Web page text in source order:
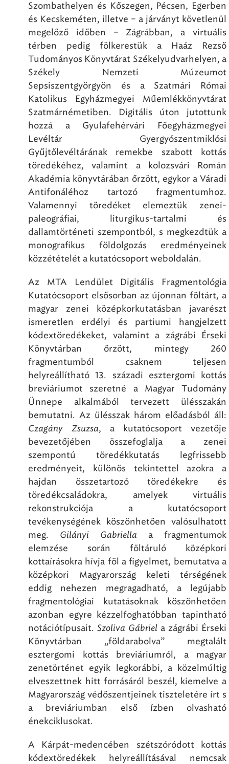
Szombathelyen és Kőszegen, Pécsen, Egerben
és Kecskeméten, illetve – a járványt követlenül
megelőző időben – Zágrábban, a virtuális
térben pedig fölkerestük a Haáz Rezső
Tudományos Könyvtárat Székelyudvarhelyen, a
Székely Nemzeti Múzeumot
Sepsiszentgyörgyön és a Szatmári Római
Katolikus Egyházmegyei Műemlékkönyvtárat
Szatmárnémetiben. Digitális úton jutottunk
hozzá a Gyulafehérvári Főegyházmegyei
Levéltár Gyergyószentmiklósi
Gyűjtőlevéltárának remekbe szabott kottás
töredékéhez, valamint a kolozsvári Román
Akadémia könyvtárában őrzött, egykor a Váradi
Antifonáléhoz tartozó fragmentumhoz.
Valamennyi töredéket elemeztük zenei-
paleográfiai, liturgikus-tartalmi és
dallamtörténeti szempontból, s megkezdtük a
monografikus földolgozás eredményeinek
közzétételét a kutatócsoport weboldalán.
Az MTA Lendület Digitális Fragmentológia
Kutatócsoport elsősorban az újonnan föltárt, a
magyar zenei középkorkutatásban javarészt
ismeretlen erdélyi és partiumi hangjelzett
kódextöredékeket, valamint a zágrábi Érseki
Könyvtárban őrzött, mintegy 260
fragmentumból csaknem teljesen
helyreállítható 13. századi esztergomi kottás
breviáriumot szeretné a Magyar Tudomány
Ünnepe alkalmából tervezett ülésszakán
bemutatni. Az ülésszak három előadásból áll:
Czagány Zsuzsa, a kutatócsoport vezetője
bevezetőjében összefoglalja a zenei
szempontú töredékkutatás legfrissebb
eredményeit, különös tekintettel azokra a
hajdan összetartozó töredékekre és
töredékcsaládokra, amelyek virtuális
rekonstrukciója a kutatócsoport
tevékenységének köszönhetően valósulhatott
meg. Gilányi Gabriella a fragmentumok
elemzése során föltáruló középkori
kottaírásokra hívja föl a figyelmet, bemutatva a
középkori Magyarország keleti térségének
eddig nehezen megragadható, a legújabb
fragmentológiai kutatásoknak köszönhetően
azonban egyre kézzelfoghatóbban tapintható
notációtípusait. Szoliva Gábriel a zágrábi Érseki
Könyvtárban „földarabolva” megtalált
esztergomi kottás breviáriumról, a magyar
zenetörténet egyik legkorábbi, a közelmúltig
elveszettnek hitt forrásáról beszél, kiemelve a
Magyarország védőszentjeinek tiszteletére írt s
a breviáriumban első ízben olvasható
énekciklusokat.
A Kárpát-medencében szétszóródott kottás
kódextöredékek helyreállításával nemcsak